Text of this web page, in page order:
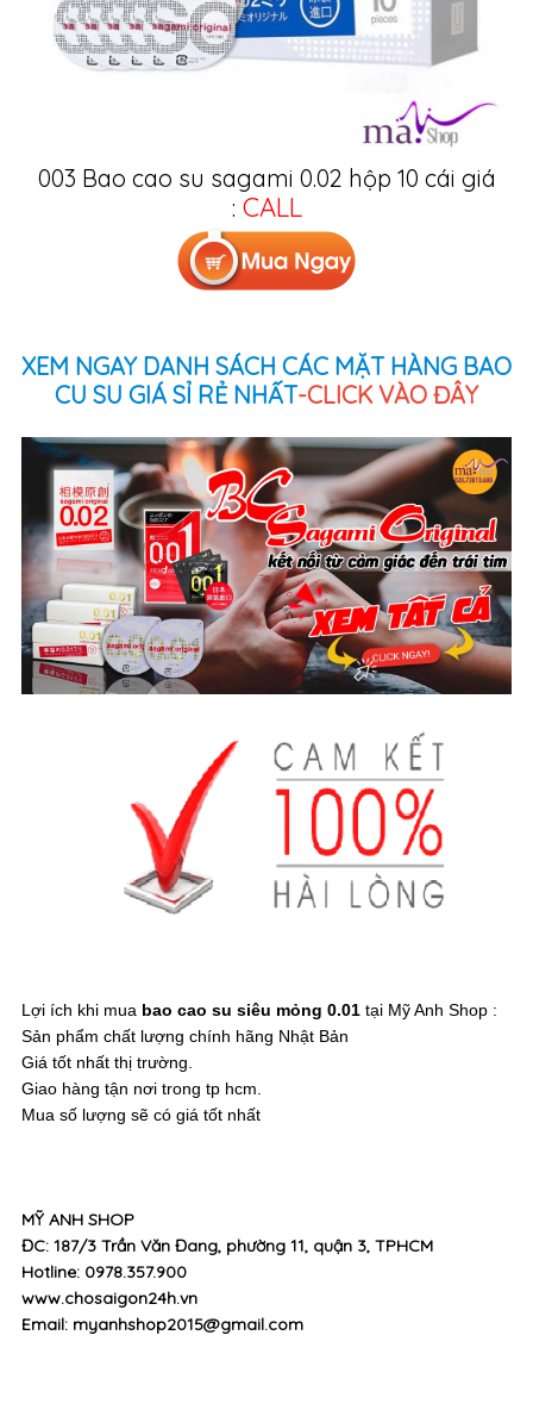
003 Bao cao su sagami 0.02 hộp 10 cái giá
: CALL
XEM NGAY DANH SÁCH CÁC MẶT HÀNG BAO
CU SU GIÁ SỈ RẺ NHẤT-CLICK VÀO ĐÂY
Lợi ích khi mua bao cao su siêu mỏng 0.01tại Mỹ Anh Shop :
Sản phẩm chất lượng chính hãng Nhật Bản
Giá tốt nhất thị trường.
Giao hàng tận nơi trong tp hcm.
Mua số lượng sẽ có giá tốt nhất
MỸ ANH SHOP
ĐC: 187/3 Trần Văn Đang, phường 11, quận 3, TPHCM
Hotline: 0978.357.900
www.chosaigon24h.vn
Email: myanhshop2015@gmail.com